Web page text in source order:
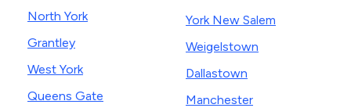
North York
Grantley
West York
Queens Gate
York New Salem
Weigelstown
Dallastown
Manchester